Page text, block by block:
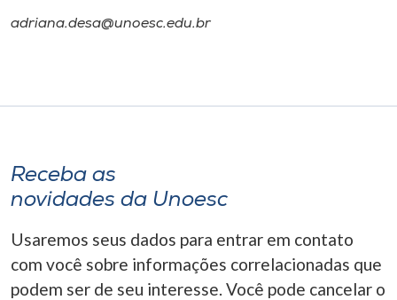
adriana.desa@unoesc.edu.br
Receba as
novidades da Unoesc
Usaremos seus dados para entrar em contato
com você sobre informações correlacionadas que
podem ser de seu interesse. Você pode cancelar o